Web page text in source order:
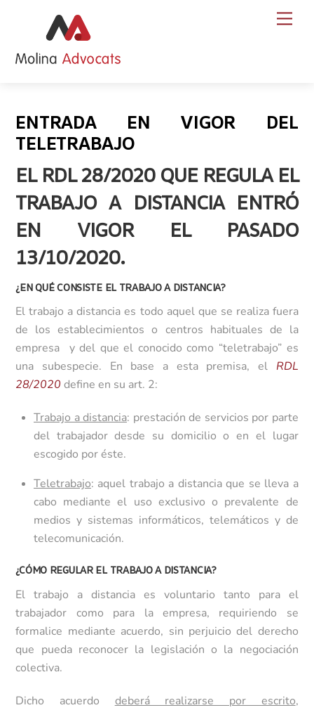
ENTRADA EN VIGOR DEL
TELETRABAJO
EL RDL 28/2020 QUE REGULA EL
TRABAJO A DISTANCIA ENTRÓ
EN VIGOR EL PASADO
13/10/2020.
¿EN QUÉ CONSISTE EL TRABAJO A DISTANCIA?
El trabajo a distancia es todo aquel que se realiza fuera
de los establecimientos o centros habituales de la
empresa y del que el conocido como “teletrabajo” es
una subespecie. En base a esta premisa, el RDL
28/2020 define en su art. 2:
Trabajo a distancia: prestación de servicios por parte
del trabajador desde su domicilio o en el lugar
escogido por éste.
Teletrabajo: aquel trabajo a distancia que se lleva a
cabo mediante el uso exclusivo o prevalente de
medios y sistemas informáticos, telemáticos y de
telecomunicación.
¿CÓMO REGULAR EL TRABAJO A DISTANCIA?
El trabajo a distancia es voluntario tanto para el
trabajador como para la empresa, requiriendo se
formalice mediante acuerdo, sin perjuicio del derecho
que pueda reconocer la legislación o la negociación
colectiva.
Dicho acuerdo deberá realizarse por escrito,